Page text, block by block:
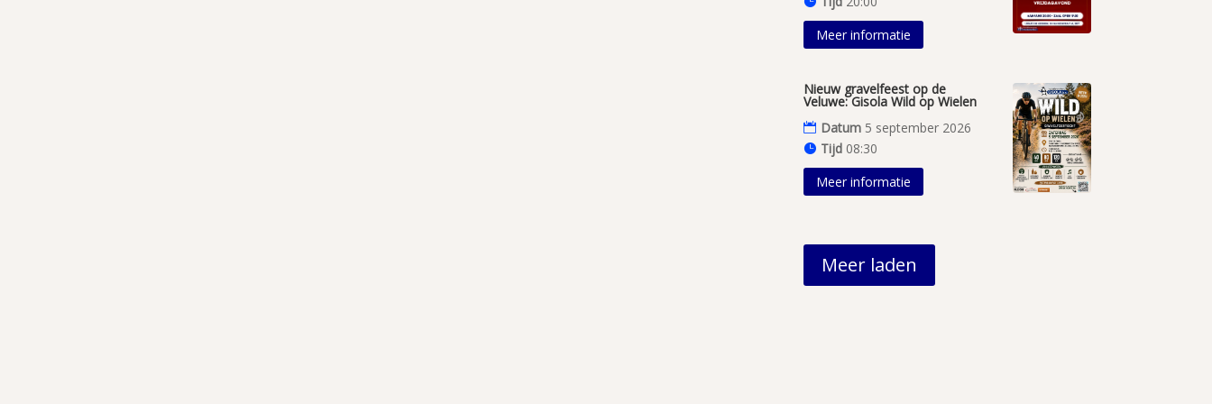
Meer informatie
Nieuw gravelfeest op de
Veluwe: Gisola Wild op Wielen
Datum 5 september 2026
Tijd 08:30
Meer informatie
Meer laden